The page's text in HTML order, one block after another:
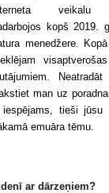
veikalu
kopš 2019.
menedžere.
man uz
tieši jūsu
emuāra tēmu.
ar dārzeņiem?